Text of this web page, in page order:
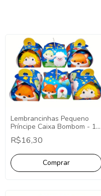
Lembrancinhas Pequeno
Príncipe Caixa Bombom - 10
Unidades
R$16,30